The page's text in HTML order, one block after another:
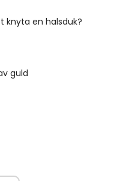
knyta en halsduk?
guld